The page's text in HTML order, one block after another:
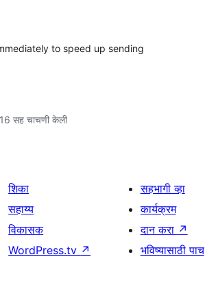
to speed up sending
सह चाचणी केली
शिका
सहाय्य
विकासक
WordPress.tv ↗
सहभागी व्हा
कार्यक्रम
दान करा ↗
भविष्यासाठी पाच